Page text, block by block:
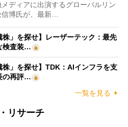
ディアに出演するグローバルリン
信博氏が、最新…
株」を探せ】レーザーテック：最先
検査装…
株」を探せ】TDK：AIインフラを支
の再評…
一覧を見る
リサーチ